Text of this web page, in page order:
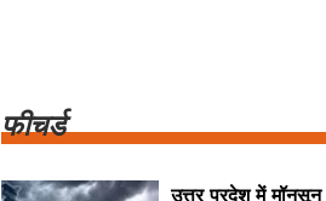
फीचर्ड
उत्तर प्रदेश में मॉनसून